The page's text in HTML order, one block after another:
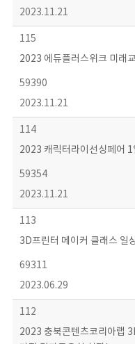
2023.11.21
115
2023 에듀플러스위크 미래
59390
2023.11.21
114
2023 캐릭터라이선싱페어 1
59354
2023.11.21
113
3D프린터 메이커 클래스 일
69311
2023.06.29
112
2023 충북콘텐츠코리아랩